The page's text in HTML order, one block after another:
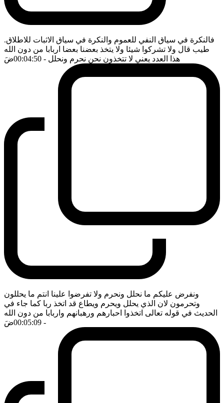
فالنكرة في سياق النفي للعموم والنكرة في سياق الاثبات للاطلاق.
طيب قال ولا تشركوا شيئا ولا يتخذ بعضنا بعضا اربابا من دون الله
هذا العدد يعني لا تتخذون نحن نحرم ونحلل - 00:04:50 ضَ
ونفرض عليكم ما نحلل ونحرم ولا تفرضوا علينا انتم ما يحللون
وتحرمون لان الذي يحلل ويحرم ويطاع قد اتخذ ربا كما جاء في
الحديث في قوله تعالى اتخذوا احبارهم ورهبانهم واربابا من دون الله
- 00:05:09
ضَ